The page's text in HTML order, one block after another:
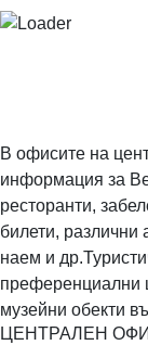
В офисите на
информация за
ресторанти,
билети, различни
наем и
преференциални
музейни обекти
ЦЕНТРАЛЕН